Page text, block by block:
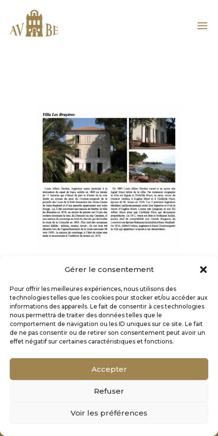
Gérer le consentement
Pour offrir les meilleures expériences, nous utilisons des
technologies telles que les cookies pour stocker et/ou accéder aux
informations des appareils. Le fait de consentir à ces technologies
nous permettra de traiter des données telles que le
comportement de navigation ou les ID uniques sur ce site. Le fait
de ne pas consentir ou de retirer son consentement peut avoir un
effet négatif sur certaines caractéristiques et fonctions.
Accepter
Refuser
Voir les préférences
Mentions Légales